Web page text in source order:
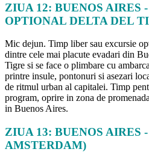
ZIUA 12: BUENOS AIRES
OPTIONAL DELTA DEL
Mic dejun. Timp liber sau excursie
dintre cele mai placute evadari din
Tigre si se face o plimbare cu
printre insule, pontonuri si asezari
de ritmul urban al capitalei. Timp
program, oprire in zona de
in Buenos Aires.
ZIUA 13: BUENOS AIRES
AMSTERDAM)